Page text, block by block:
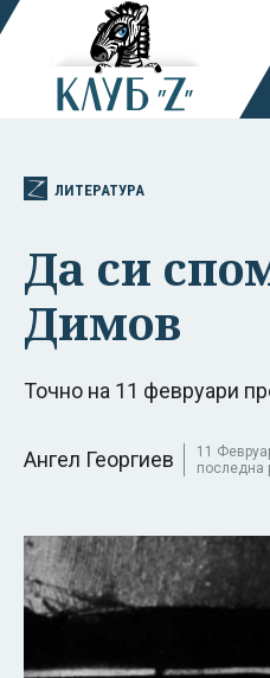
ЛИТЕРАТУРА
Да си
Димов
Точно на 11 февруари
Ангел Георгиев
11
последна